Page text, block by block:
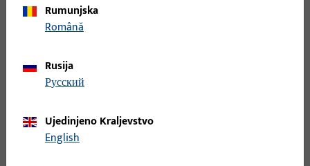
mm, ukupna visina / dubina 18,5 mm, ukupna duljina 79,6 mm
Rumunjska
Română
Rusija
русский
Ujedinjeno Kraljevstvo
English